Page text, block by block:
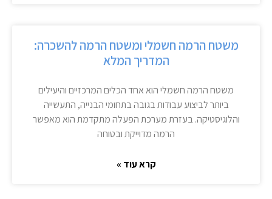
משטח הרמה חשמלי ומשטח הרמה להשכרה:
המדריך המלא
משטח הרמה חשמלי הוא אחד הכלים המרכזיים והיעילים
ביותר לביצוע עבודות בגובה בתחומי הבנייה, התעשייה
והלוגיסטיקה. בעזרת מערכת הפעלה מתקדמת הוא מאפשר
הרמה מדוייקת ובטוחה
קרא עוד »